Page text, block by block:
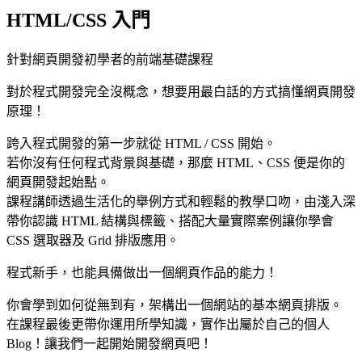
HTML/CSS 入門
針對網頁開發初學者的前端基礎課程
對於程式開發完全沒概念，想要用最白話的方式搞懂網頁開發
原理！
跨入程式開發的第一步就從 HTML / CSS 開始。
若你沒有任何程式背景與基礎，那麼 HTML、CSS 便是你的
網頁開發起始點。
課程講師透過生活化的舉例方式和輕鬆的教學口吻，由淺入深
帶你認識 HTML 結構與標籤、搭配大量實際案例讓你學會
CSS 選取器及 Grid 排版應用。
程式新手，也能具備做出一個網頁作品的能力！
你會學到如何從無到有，架構出一個網站的基本網頁排版。
在課程最後更帶你運用所學知識，實作出屬於自己的個人
Blog！讓我們一起開始開發網頁吧！